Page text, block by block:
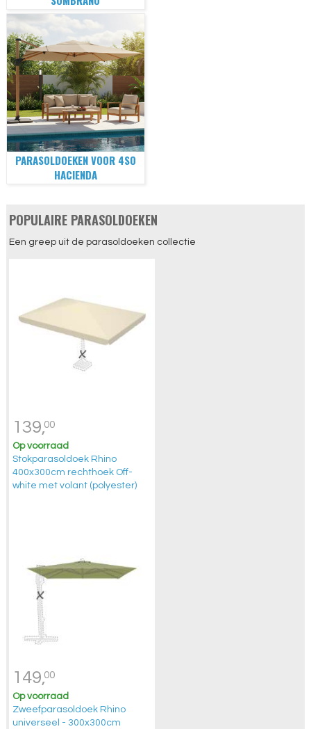
PARASOLDOEKEN VOOR 4SO
HACIENDA
POPULAIRE PARASOLDOEKEN
Een greep uit de parasoldoeken collectie
139,00
Op voorraad
Stokparasoldoek Rhino
400x300cm rechthoek Off-
white met volant (polyester)
149,00
Op voorraad
Zweefparasoldoek Rhino
universeel - 300x300cm